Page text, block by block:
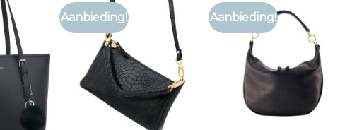
Aanbieding! Aanbieding!